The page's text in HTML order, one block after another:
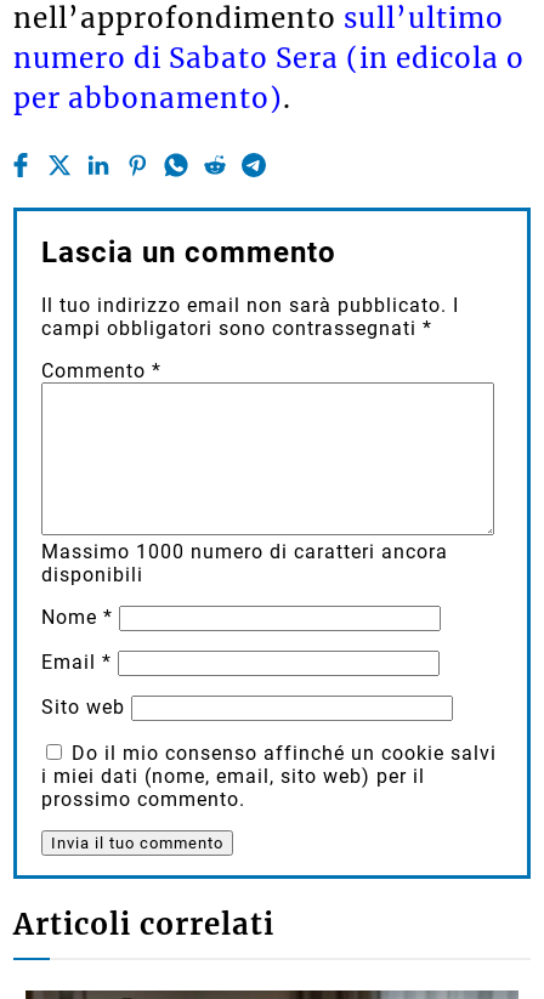
nell’approfondimento sull’ultimo
numero di Sabato Sera (in edicola o
per abbonamento).
Lascia un commento
Il tuo indirizzo email non sarà pubblicato. I
campi obbligatori sono contrassegnati*
Commento*
Massimo 1000 numero di caratteri ancora
disponibili
Nome*
Email*
Sito web
Do il mio consenso affinché un cookie salvi
i miei dati (nome, email, sito web) per il
prossimo commento.
Articoli correlati